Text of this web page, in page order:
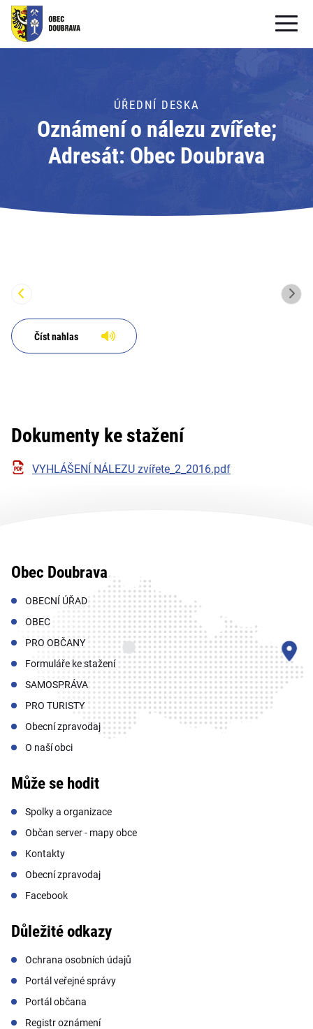
OBECNÍ ÚŘAD
PRO OBČANY
Formuláře ke stažení
PRO TURISTY
ÚŘEDNÍ DESKA
Oznámení o nálezu zvířete;
Adresát: Obec Doubrava
Číst nahlas
Dokumenty ke stažení
VYHLÁŠENÍ NÁLEZU zvířete_2_2016.pdf
Obec Doubrava
OBECNÍ ÚŘAD
OBEC
PRO OBČANY
Formuláře ke stažení
SAMOSPRÁVA
PRO TURISTY
Obecní zpravodaj
O naší obci
Může se hodit
Spolky a organizace
Občan server - mapy obce
Kontakty
Obecní zpravodaj
Facebook
Důležité odkazy
Ochrana osobních údajů
Portál veřejné správy
Portál občana
Registr oznámení